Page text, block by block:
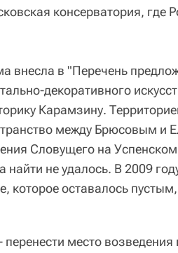
консерватория, где
внесла в "Перечень
декоративного
Карамзину.
между Брюсовым и
Словущего на
найти не удалось. В 2009
которое оставалось
место